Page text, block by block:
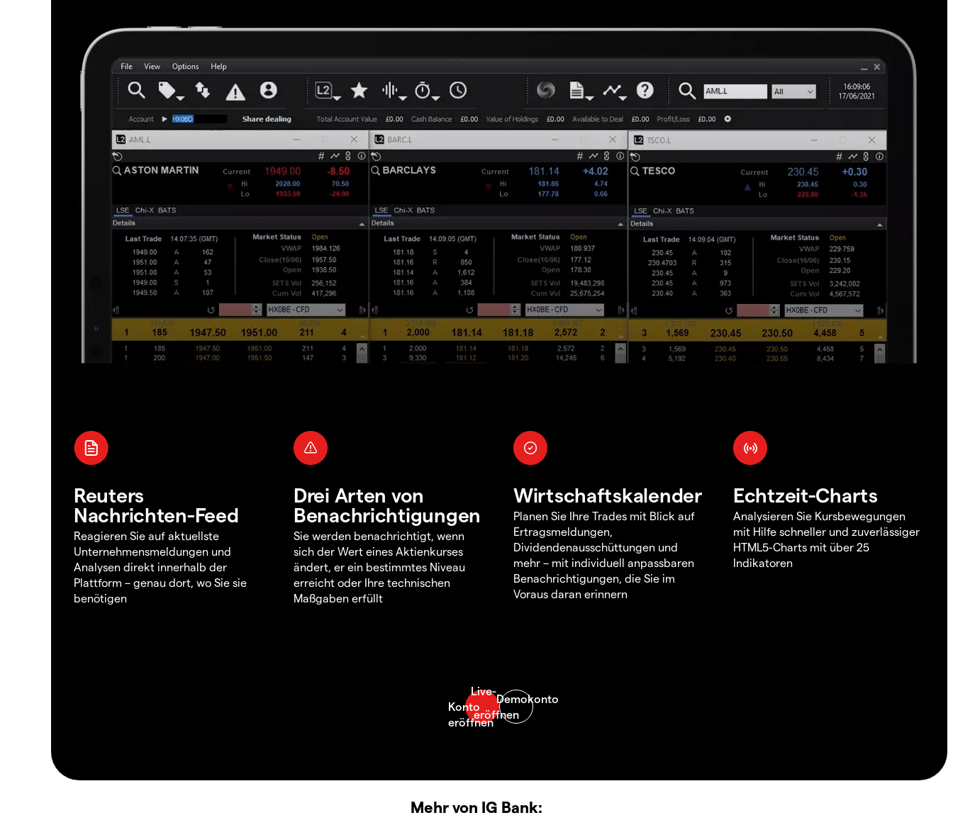
Reuters
Nachrichten-Feed
Reagieren Sie auf aktuellste
Unternehmensmeldungen und
Analysen direkt innerhalb der
Plattform – genau dort, wo Sie sie
benötigen
Drei Arten von
Benachrichtigungen
Sie werden benachrichtigt, wenn
sich der Wert eines Aktienkurses
ändert, er ein bestimmtes Niveau
erreicht oder Ihre technischen
Maßgaben erfüllt
Wirtschaftskalender
Planen Sie Ihre Trades mit Blick auf
Ertragsmeldungen,
Dividendenausschüttungen und
mehr – mit individuell anpassbaren
Benachrichtigungen, die Sie im
Voraus daran erinnern
Echtzeit-Charts
Analysieren Sie Kursbewegungen
mit Hilfe schneller und zuverlässiger
HTML5-Charts mit über 25
Indikatoren
Mehr von IG Bank: